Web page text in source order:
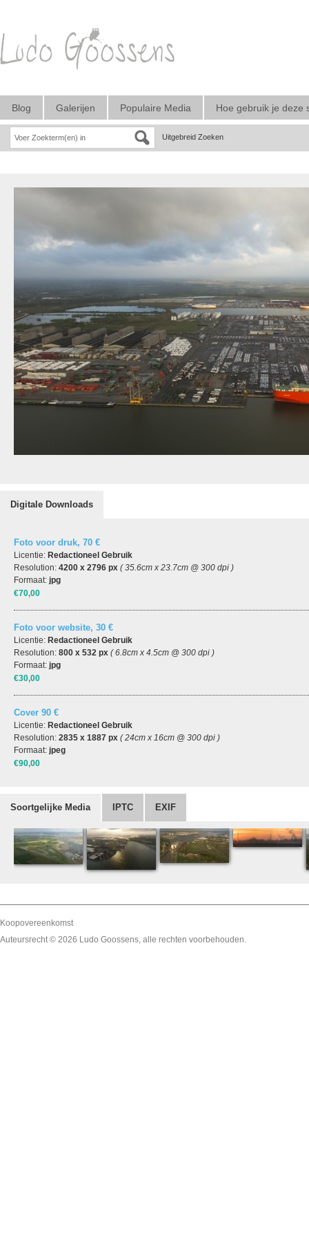
Blog Galerijen Populaire Media Hoe gebruik je deze
Uitgebreid Zoeken
Digitale Downloads
Foto voor druk, 70 €
Licentie: Redactioneel Gebruik
Resolution: 4200 x 2796 px ( 35.6cm x 23.7cm @ 300 dpi )
Formaat: jpg
€70,00
Foto voor website, 30 €
Licentie: Redactioneel Gebruik
Resolution: 800 x 532 px ( 6.8cm x 4.5cm @ 300 dpi )
Formaat: jpg
€30,00
Cover 90 €
Licentie: Redactioneel Gebruik
Resolution: 2835 x 1887 px ( 24cm x 16cm @ 300 dpi )
Formaat: jpeg
€90,00
Soortgelijke Media IPTC EXIF
Koopovereenkomst
Auteursrecht © 2026 Ludo Goossens, alle rechten voorbehouden.